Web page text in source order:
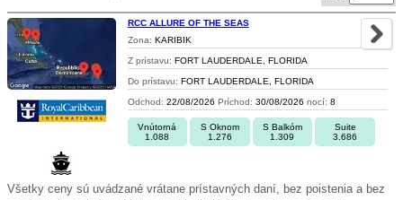
RCC ALLURE OF THE SEAS
Zona: KARIBIK
Z prístavu: FORT LAUDERDALE, FLORIDA
Do prístavu: FORT LAUDERDALE, FLORIDA
Odchod: 22/08/2026 Príchod: 30/08/2026 nocí: 8
Vnútorná
1.088
S Oknom
1.276
S Balkóm
1.309
Suite
3.686
Všetky ceny sú uvádzané vrátane prístavných daní, bez poistenia a bez